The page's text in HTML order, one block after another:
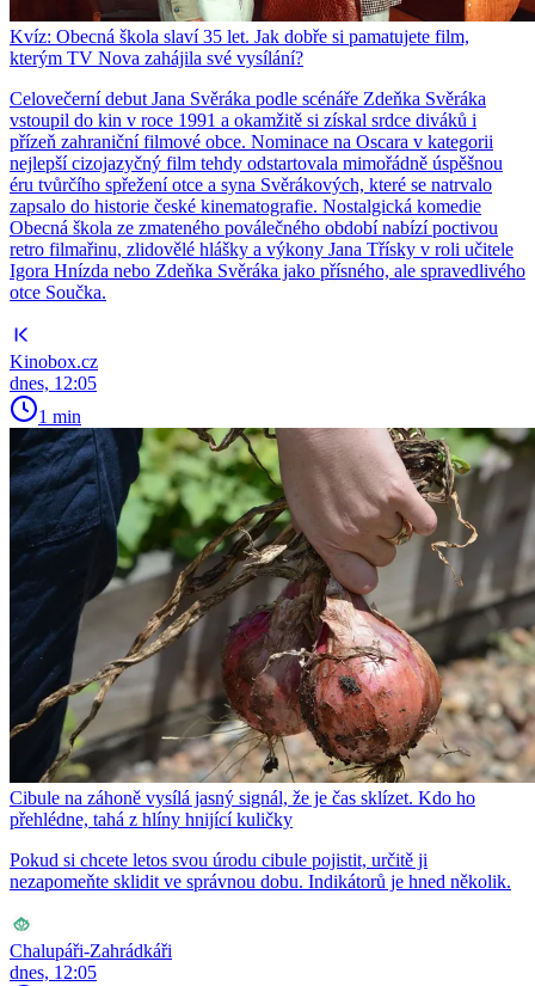
Kvíz: Obecná škola slaví 35 let. Jak dobře si pamatujete film,
kterým TV Nova zahájila své vysílání?
Celovečerní debut Jana Svěráka podle scénáře Zdeňka Svěráka
vstoupil do kin v roce 1991 a okamžitě si získal srdce diváků i
přízeň zahraniční filmové obce. Nominace na Oscara v kategorii
nejlepší cizojazyčný film tehdy odstartovala mimořádně úspěšnou
éru tvůrčího spřežení otce a syna Svěrákových, které se natrvalo
zapsalo do historie české kinematografie. Nostalgická komedie
Obecná škola ze zmateného poválečného období nabízí poctivou
retro filmařinu, zlidovělé hlášky a výkony Jana Třísky v roli učitele
Igora Hnízda nebo Zdeňka Svěráka jako přísného, ale spravedlivého
otce Součka.
Kinobox.cz
dnes, 12:05
1 min
Cibule na záhoně vysílá jasný signál, že je čas sklízet. Kdo ho
přehlédne, tahá z hlíny hnijící kuličky
Pokud si chcete letos svou úrodu cibule pojistit, určitě ji
nezapomeňte sklidit ve správnou dobu. Indikátorů je hned několik.
Chalupáři-Zahrádkáři
dnes, 12:05